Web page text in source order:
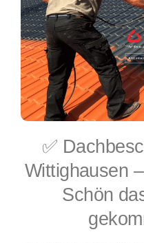
✅
Wittighausen
Schön